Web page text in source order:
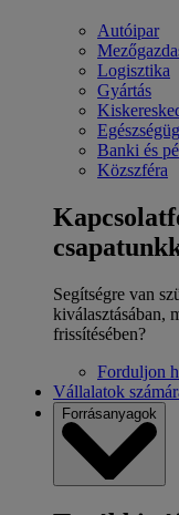
Autóipar
Logisztika
Gyártás
Banki és
Közszféra
Segítségre van
kiválasztásában,
frissítésében?
Forduljon
Vállalatok
Forrásanyagok